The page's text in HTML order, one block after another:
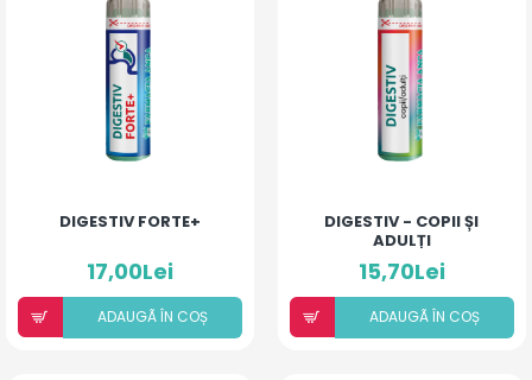
DIGESTIV FORTE+
17,00Lei
ADAUGÃ ÎN COȘ
DIGESTIV - COPII ȘI
ADULȚI
15,70Lei
ADAUGÃ ÎN COȘ